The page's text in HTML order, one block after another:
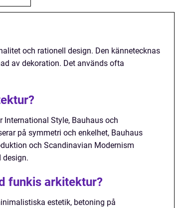
och rationell design. Den kännetecknas
av dekoration. Det används ofta
Style, Bauhaus och
på symmetri och enkelhet, Bauhaus
och Scandinavian Modernism
design.
funkis arkitektur?
estetik, betoning på